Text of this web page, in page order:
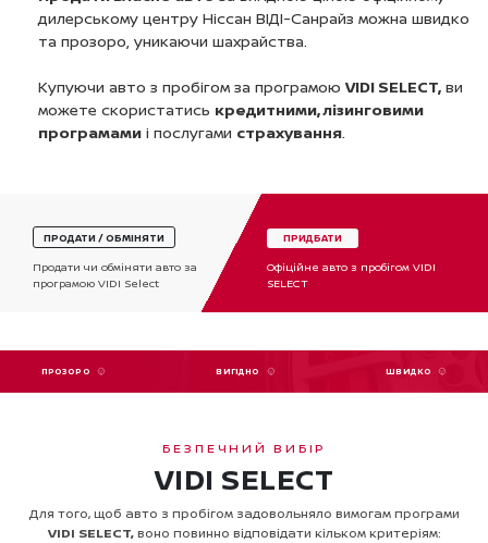
дилерському центру Ніссан ВІДІ-Санрайз можна швидко
та прозоро, уникаючи шахрайства.
Купуючи авто з пробігом за програмою VIDI SELECT, ви
можете скористатись кредитними, лізинговими
програмами і послугами страхування.
ПРОДАТИ / ОБМІНЯТИ
Продати чи обміняти авто за
програмою VIDI Select
ПРИДБАТИ
Офіційне авто з пробігом VIDI
SELECT
ПРОЗОРО ВИГІДНО ШВИДКО
БЕЗПЕЧНИЙ ВИБІР
VIDI SELECT
Для того, щоб авто з пробігом задовольняло вимогам програми
VIDI SELECT,воно повинно відповідати кільком критеріям: